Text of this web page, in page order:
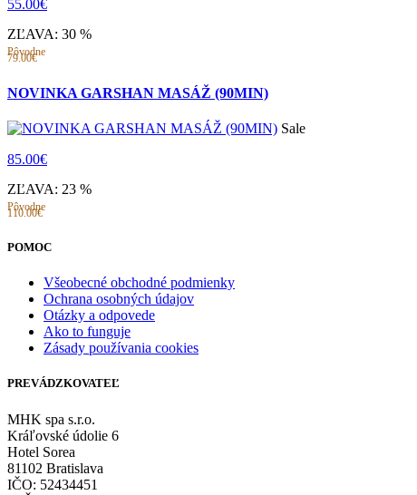
55.00€
ZĽAVA: 30 %
Pôvodne
79.00€
NOVINKA GARSHAN MASÁŽ (90MIN)
Sale
85.00€
ZĽAVA: 23 %
Pôvodne
110.00€
POMOC
Všeobecné obchodné podmienky
Ochrana osobných údajov
Otázky a odpovede
Ako to funguje
Zásady používania cookies
PREVÁDZKOVATEĽ
MHK spa s.r.o.
Kráľovské údolie 6
Hotel Sorea
81102 Bratislava
IČO: 52434451